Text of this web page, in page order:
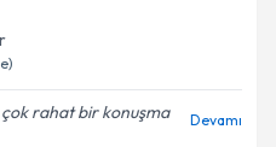
rahat bir konuşma
Devamı